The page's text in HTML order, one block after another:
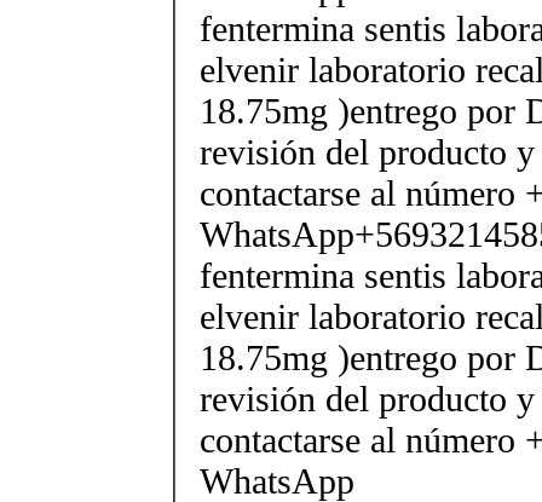
fentermina sentis
elvenir laboratorio
18.75mg )entrego por
revisión del producto
contactarse al número
fentermina sentis
elvenir laboratorio
18.75mg )entrego por
revisión del producto
contactarse al número
WhatsApp